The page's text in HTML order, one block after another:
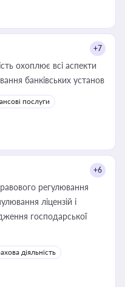
+7
охоплює всі аспекти
банківських установ
послуги
+6
регулювання
ліцензій і
господарської
діяльність